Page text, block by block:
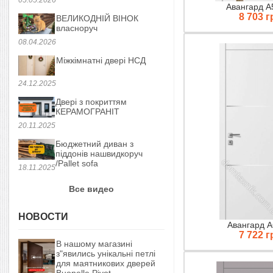
08.04.2026
ВЕЛИКОДНІЙ ВІНОК
власноруч
24.12.2025
Міжкімнатні двері НСД
20.11.2025
Двері з покриттям
КЕРАМОГРАНІТ
18.11.2025
Бюджетний диван з
піддонів нашвидкоруч
/Pallet sofa
Все видео
НОВОСТИ
В нашому магазині
з"явились унікальні петлі
для маятникових дверей
Авангард
8 703
Авангард
7 722